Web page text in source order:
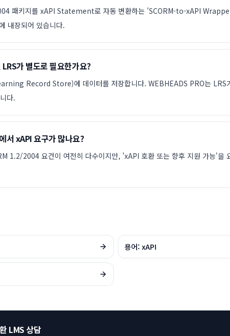
패키지를 xAPI Statement로 자동 변환하는 'SCORM-to-xAPI
내장되어 있습니다.
가 별도로 필요한가요?
Record Store)에 데이터를 저장합니다. WEBHEADS PRO는 LRS
다.
서 xAPI 요구가 많나요?
1.2/2004 요건이 여전히 다수이지만, 'xAPI 호환 또는 향후 지원 가능'을
용어: xAPI
LMS 상담